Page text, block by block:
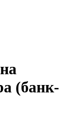
(банк-